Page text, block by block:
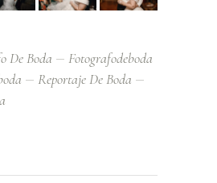
De Boda
Fotografodeboda
Reportaje De Boda